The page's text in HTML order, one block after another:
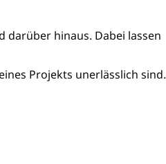
hinaus. Dabei lassen
Projekts unerlässlich sind.